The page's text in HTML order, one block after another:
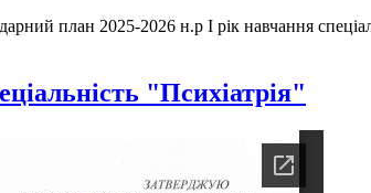
план 2025-2026 н.р І рік навчання
"Психіатрія"